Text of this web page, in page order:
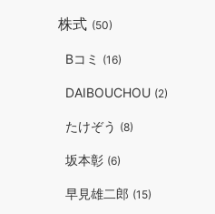
株式 (50)
Bコミ (16)
DAIBOUCHOU (2)
たけぞう (8)
坂本彰 (6)
早見雄二郎 (15)